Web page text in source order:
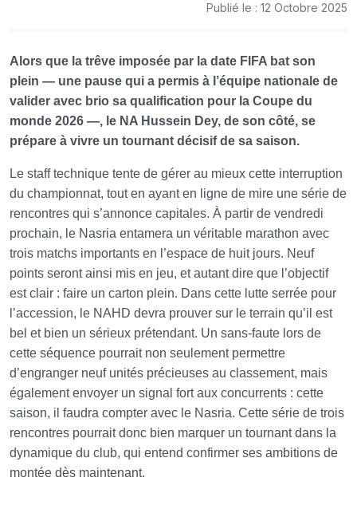
Publié le : 12 Octobre 2025
Alors que la trêve imposée par la date FIFA bat son
plein — une pause qui a permis à l’équipe nationale de
valider avec brio sa qualification pour la Coupe du
monde 2026 —, le NA Hussein Dey, de son côté, se
prépare à vivre un tournant décisif de sa saison.
Le staff technique tente de gérer au mieux cette interruption
du championnat, tout en ayant en ligne de mire une série de
rencontres qui s’annonce capitales. À partir de vendredi
prochain, le Nasria entamera un véritable marathon avec
trois matchs importants en l’espace de huit jours. Neuf
points seront ainsi mis en jeu, et autant dire que l’objectif
est clair : faire un carton plein. Dans cette lutte serrée pour
l’accession, le NAHD devra prouver sur le terrain qu’il est
bel et bien un sérieux prétendant. Un sans-faute lors de
cette séquence pourrait non seulement permettre
d’engranger neuf unités précieuses au classement, mais
également envoyer un signal fort aux concurrents : cette
saison, il faudra compter avec le Nasria. Cette série de trois
rencontres pourrait donc bien marquer un tournant dans la
dynamique du club, qui entend confirmer ses ambitions de
montée dès maintenant.